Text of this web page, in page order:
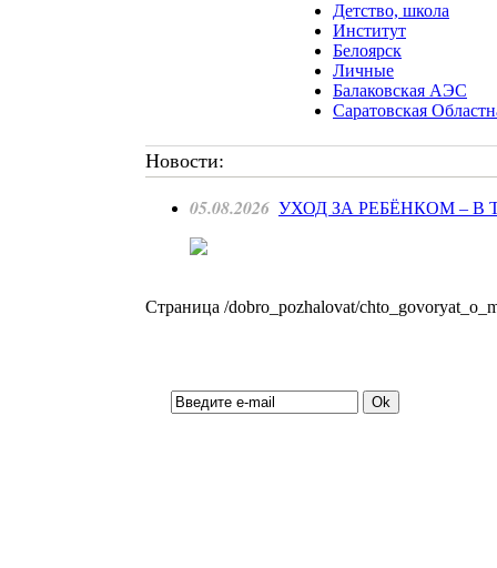
Детство, школа
Институт
Белоярск
Личные
Балаковская АЭС
Саратовская
Новости:
05.08.2026 УХОД ЗА РЕБЁНКОМ – В
Страница /dobro_pozhalovat/